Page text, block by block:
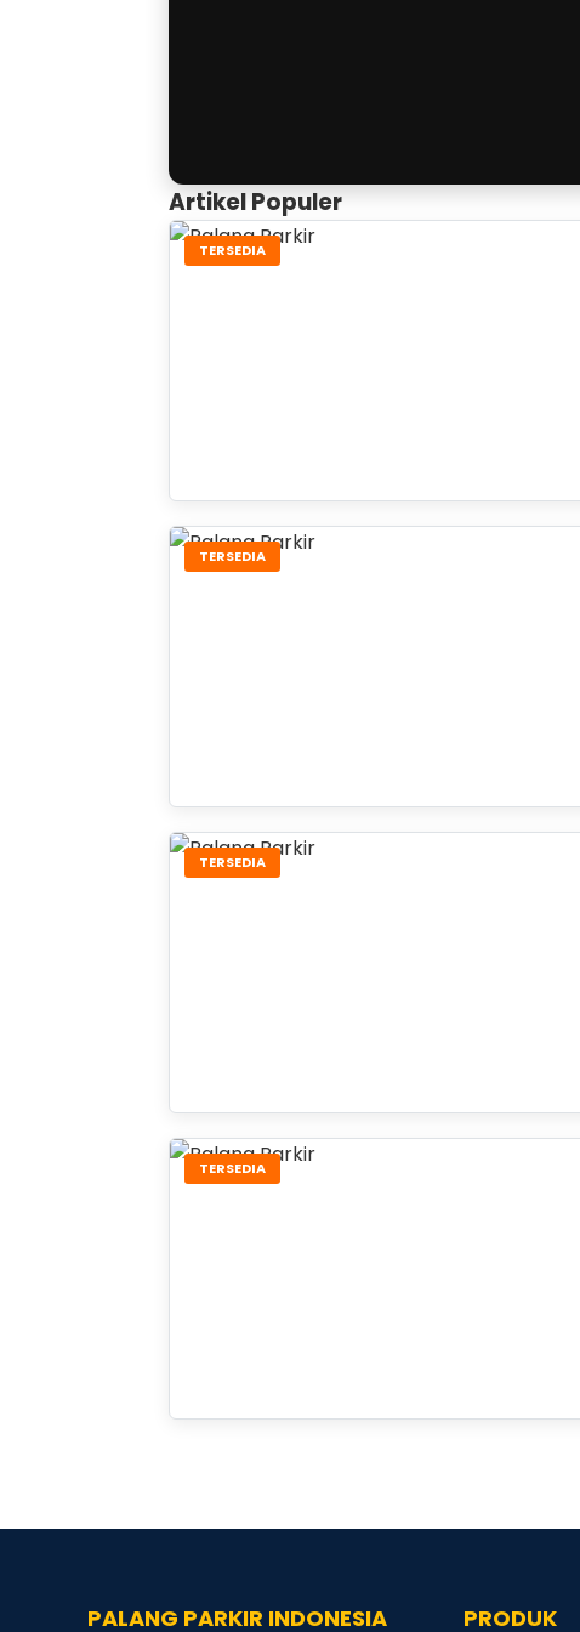
Artikel Populer
TERSEDIA
TERSEDIA
TERSEDIA
TERSEDIA
PALANG PARKIR INDONESIA PRODUK